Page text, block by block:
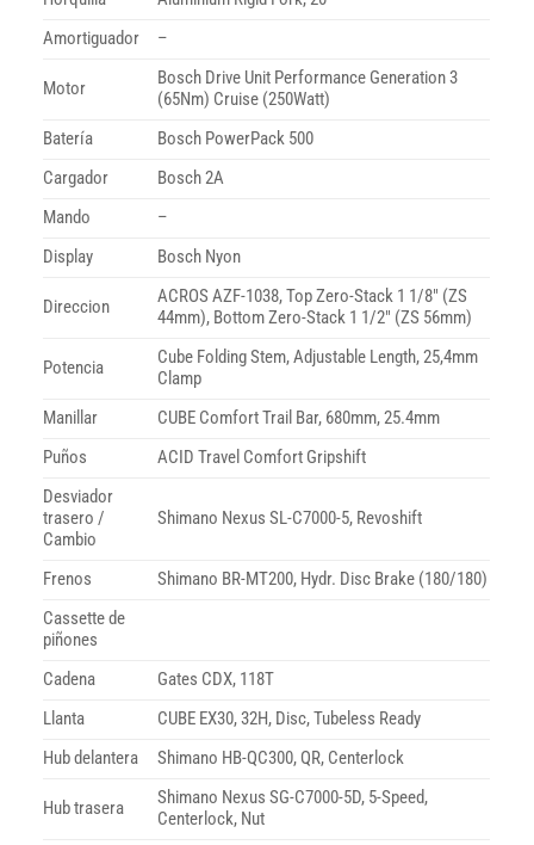
Amortiguador
–
Motor
Bosch Drive Unit Performance Generation 3
(65Nm) Cruise (250Watt)
Batería
Bosch PowerPack 500
Cargador
Bosch 2A
Mando
–
Display
Bosch Nyon
Direccion
ACROS AZF-1038, Top Zero-Stack 1 1/8″ (ZS
44mm), Bottom Zero-Stack 1 1/2″ (ZS 56mm)
Potencia
Cube Folding Stem, Adjustable Length, 25,4mm
Clamp
Manillar
CUBE Comfort Trail Bar, 680mm, 25.4mm
Puños
ACID Travel Comfort Gripshift
Desviador
trasero /
Cambio
Shimano Nexus SL-C7000-5, Revoshift
Frenos
Shimano BR-MT200, Hydr. Disc Brake (180/180)
Cassette de
piñones
Cadena
Gates CDX, 118T
Llanta
CUBE EX30, 32H, Disc, Tubeless Ready
Hub delantera
Shimano HB-QC300, QR, Centerlock
Hub trasera
Shimano Nexus SG-C7000-5D, 5-Speed,
Centerlock, Nut